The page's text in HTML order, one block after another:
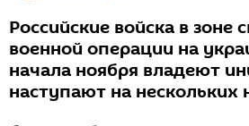
Российские войска в зоне
военной операции на
начала ноября владеют
наступают на нескольких